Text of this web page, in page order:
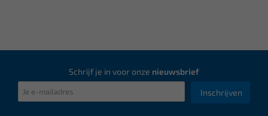
Schrijf je in voor onze nieuwsbrief
Inschrijven